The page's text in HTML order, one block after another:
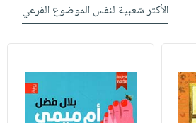
الأكثر شعبية لنفس الموضوع الفرعي